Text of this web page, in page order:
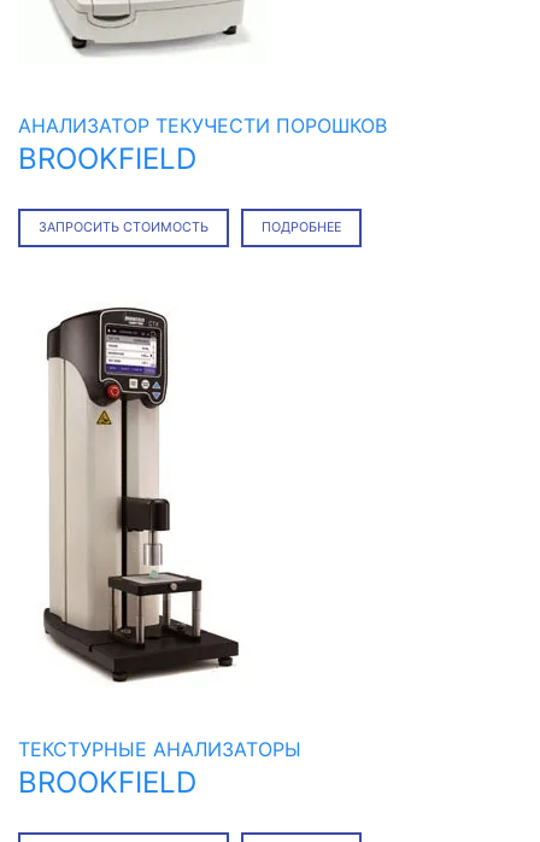
АНАЛИЗАТОР ТЕКУЧЕСТИ ПОРОШКОВ
BROOKFIELD
ЗАПРОСИТЬ СТОИМОСТЬ ПОДРОБНЕЕ
ТЕКСТУРНЫЕ АНАЛИЗАТОРЫ
BROOKFIELD